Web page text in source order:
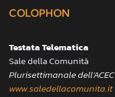
COLOPHON
Testata Telematica
Sale della Comunità
Plurisettimanale dell’ACEC
www.saledellacomunita.it